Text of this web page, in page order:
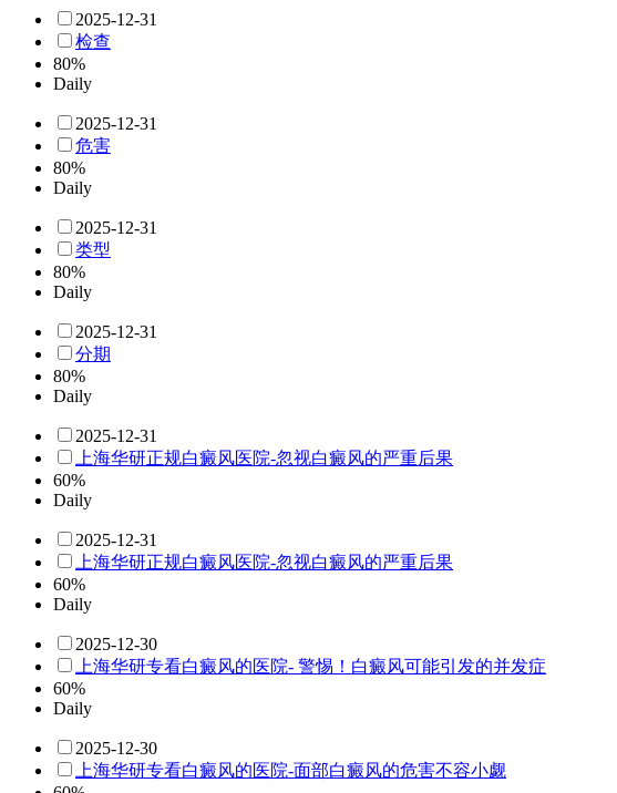
2025-12-31
检查
80%
Daily
2025-12-31
危害
80%
Daily
2025-12-31
类型
80%
Daily
2025-12-31
分期
80%
Daily
2025-12-31
上海华研正规白癜风医院-忽视白癜风的严重后果
60%
Daily
2025-12-31
上海华研正规白癜风医院-忽视白癜风的严重后果
60%
Daily
2025-12-30
上海华研专看白癜风的医院- 警惕！白癜风可能引发的并发症
60%
Daily
2025-12-30
上海华研专看白癜风的医院-面部白癜风的危害不容小觑